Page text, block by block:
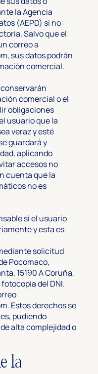
la Agencia
(AEPD) si no
Salvo que el
correo a
, sus datos podrán
comercial.
comercial o el
obligaciones
usuario que la
veraz y esté
guardará y
aplicando
accesos no
cuenta que la
no es
si el usuario
y esta es
solicitud
Pocomaco,
15190 A Coruña,
del DNI.
. Estos derechos se
pudiendo
alta complejidad o
la